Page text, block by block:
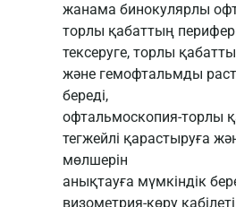
жанама бинокулярлы
торлы қабаттың
тексеруге, торлы
және гемофтальмды
береді,
офтальмоскопия-торлы
тегжейлі қарастыруға
мөлшерін
анықтауға мүмкіндік
визометрия-көру